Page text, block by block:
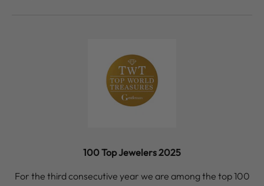
100 Top Jewelers 2025
For the third consecutive year we are among the top 100